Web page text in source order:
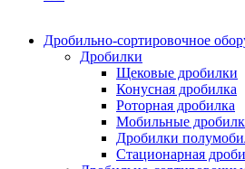
Дробильно-сортировочное
Дробилки
Щековые дробилки
Конусная дробилка
Роторная дробилка
Мобильные
Дробилки
Стационарная